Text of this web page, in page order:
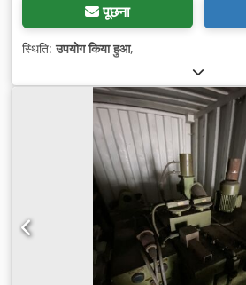
पूछना
स्थिति:उपयोग किया हुआ,